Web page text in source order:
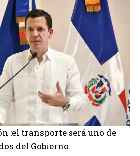
:el transporte será uno de
del Gobierno.